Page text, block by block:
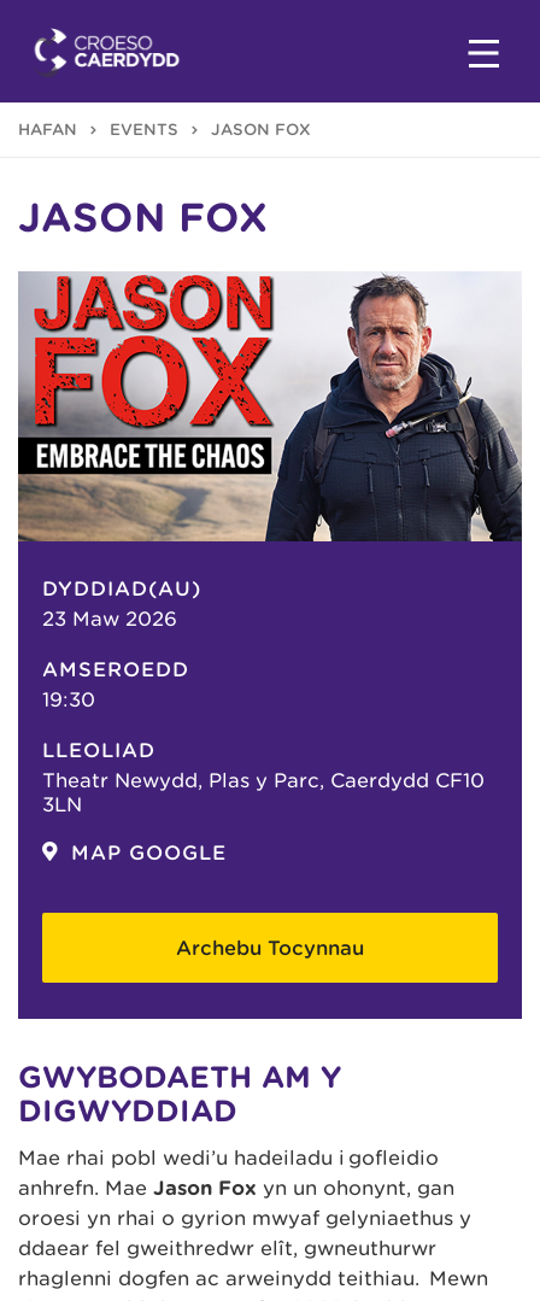
HAFAN EVENTS JASON FOX
JASON FOX
DYDDIAD(AU)
23 Maw 2026
AMSEROEDD
19:30
LLEOLIAD
Theatr Newydd, Plas y Parc, Caerdydd CF10
3LN
MAP GOOGLE
Archebu Tocynnau
GWYBODAETH AM Y
DIGWYDDIAD
Mae rhai pobl wedi’u hadeiladu i gofleidio
anhrefn. Mae Jason Fox yn un ohonynt, gan
oroesi yn rhai o gyrion mwyaf gelyniaethus y
ddaear fel gweithredwr elît, gwneuthurwr
rhaglenni dogfen ac arweinydd teithiau. Mewn